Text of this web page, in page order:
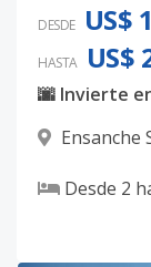
DESDE US$
HASTA US$
Ensanche
Desde 2